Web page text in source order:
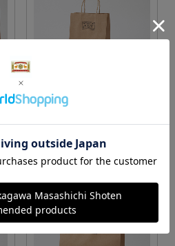
Sサイズ
カートに入れる